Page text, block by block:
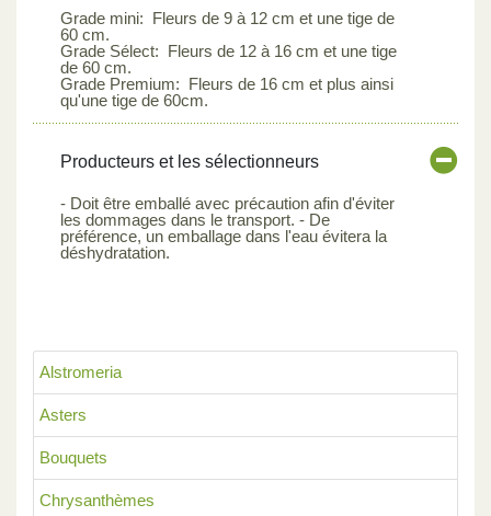
Alstromeria
Asters
Bouquets
Chrysanthèmes
Grade mini: Fleurs de 9 à 12 cm et une tige de
60 cm.
Grade Sélect: Fleurs de 12 à 16 cm et une tige
de 60 cm.
Grade Premium: Fleurs de 16 cm et plus ainsi
qu'une tige de 60cm.
Producteurs et les sélectionneurs
- Doit être emballé avec précaution afin d'éviter
les dommages dans le transport. - De
préférence, un emballage dans l'eau évitera la
déshydratation.